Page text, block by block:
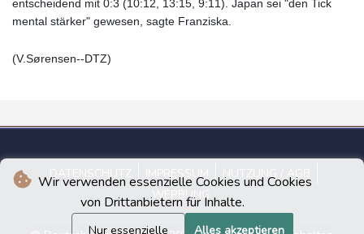
Wir verwenden essenzielle Cookies und Cookies
von Drittanbietern für Inhalte.
Nur essenzielle Alles akzeptieren
entscheidend mit 0:3 (10:12, 13:15, 9:11). Japan sei "den Tick
mental stärker" gewesen, sagte Franziska.
(V.Sørensen--DTZ)
DATENSCHUTZ IMPRESSUM
NUTZUNG / AGB
WERBUNG